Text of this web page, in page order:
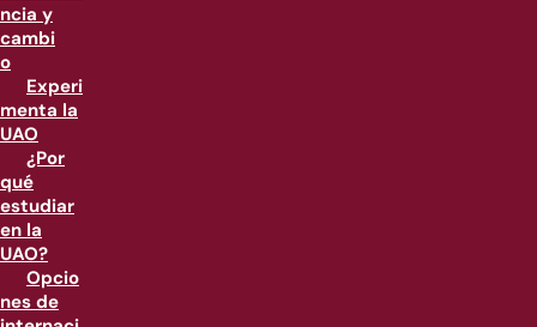
ncia y
cambi
o
Experi
menta la
UAO
¿Por
qué
estudiar
en la
UAO?
Opcio
nes de